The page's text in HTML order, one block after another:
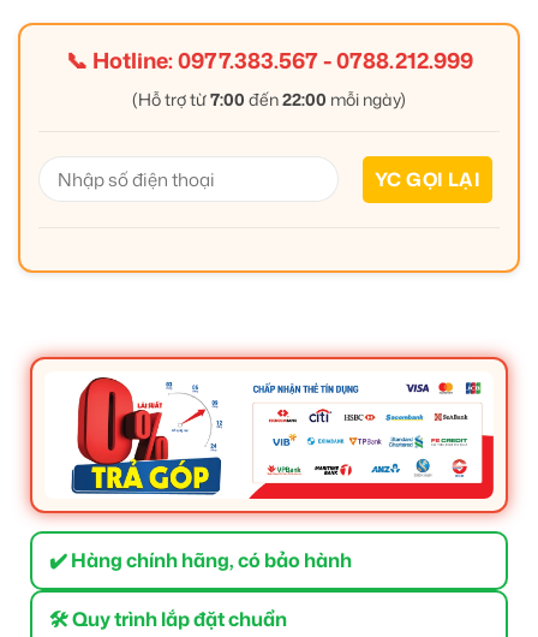
📞 Hotline:0977.383.567-0788.212.999
(Hỗ trợ từ7:00 đến22:00 mỗi ngày)
✔️ Hàng chính hãng, có bảo hành
🛠 Quy trình lắp đặt chuẩn